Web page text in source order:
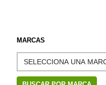
MARCAS